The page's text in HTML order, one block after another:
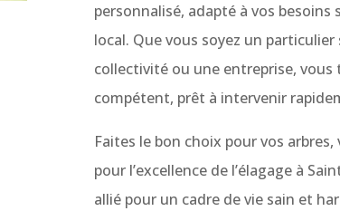
personnalisé, adapté à vos
local. Que vous soyez un
collectivité ou une entreprise,
compétent, prêt à intervenir
Faites le bon choix pour vos
pour l’excellence de l’élagage à
allié pour un cadre de vie sain et